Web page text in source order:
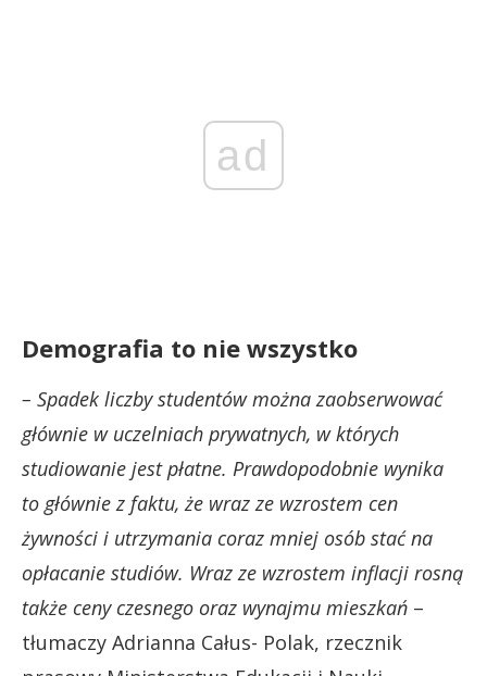
ad
Demografia to nie wszystko
– Spadek liczby studentów można zaobserwować
głównie w uczelniach prywatnych, w których
studiowanie jest płatne. Prawdopodobnie wynika
to głównie z faktu, że wraz ze wzrostem cen
żywności i utrzymania coraz mniej osób stać na
opłacanie studiów. Wraz ze wzrostem inflacji rosną
także ceny czesnego oraz wynajmu mieszkań –
tłumaczy Adrianna Całus- Polak, rzecznik